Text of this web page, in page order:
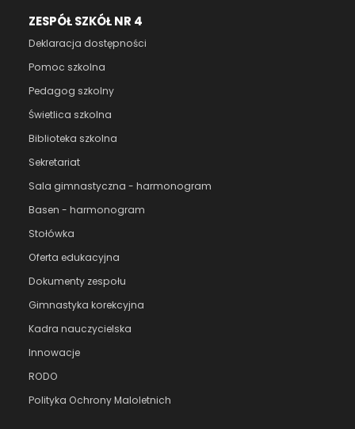
ZESPÓŁ SZKÓŁ NR 4
Deklaracja dostępności
Pomoc szkolna
Pedagog szkolny
Świetlica szkolna
Biblioteka szkolna
Sekretariat
Sala gimnastyczna - harmonogram
Basen - harmonogram
Stołówka
Oferta edukacyjna
Dokumenty zespołu
Gimnastyka korekcyjna
Kadra nauczycielska
Innowacje
RODO
Polityka Ochrony Maloletnich